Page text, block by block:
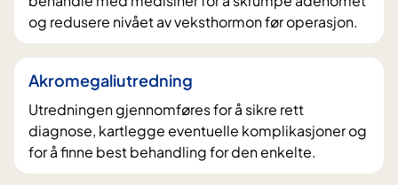
og redusere nivået av veksthormon før operasjon.
Akromegaliutredning
Utredningen gjennomføres for å sikre rett
diagnose, kartlegge eventuelle komplikasjoner og
for å finne best behandling for den enkelte.